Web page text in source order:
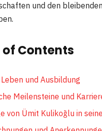
und den
of Contents
und Ausbildung
Meilensteine und
von Ümit Kulikoğlu in